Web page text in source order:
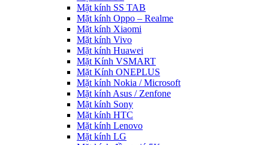
Mặt kính SS TAB
Mặt kính Oppo – Realme
Mặt kính Xiaomi
Mặt kính Vivo
Mặt kính Huawei
Mặt Kính VSMART
Mặt Kính ONEPLUS
Mặt kính Nokia / Microsoft
Mặt kính Asus / Zenfone
Mặt kính Sony
Mặt kính HTC
Mặt kính Lenovo
Mặt kính LG